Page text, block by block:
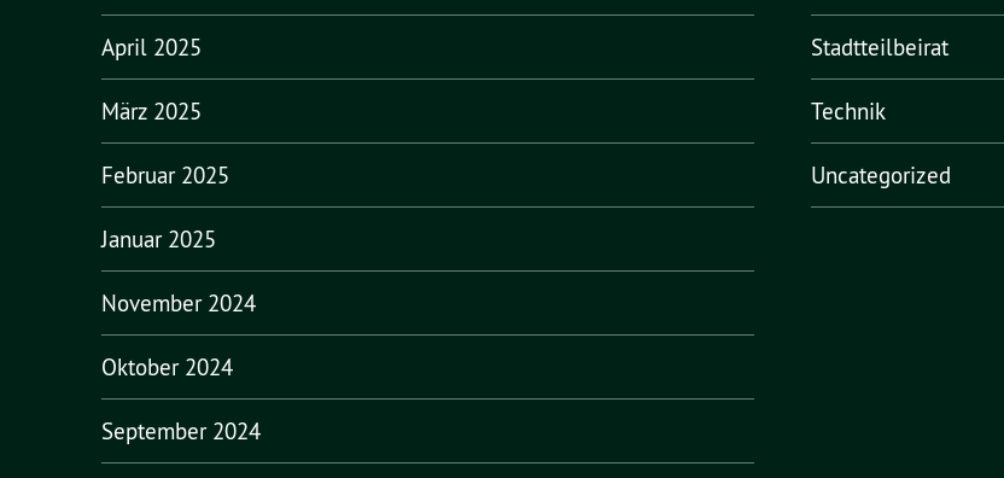
April 2025
März 2025
Februar 2025
Januar 2025
November 2024
Oktober 2024
September 2024
Stadtteilbeirat
Technik
Uncategorized